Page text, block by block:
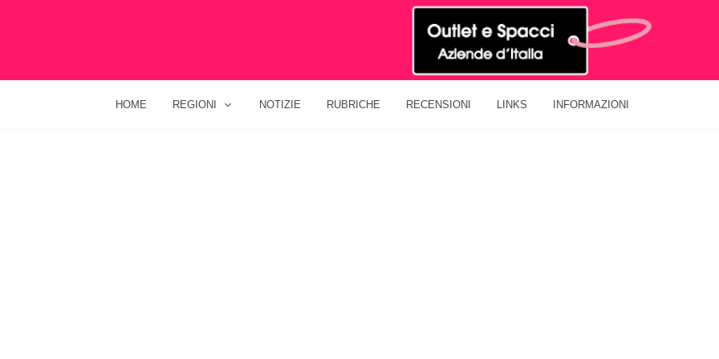
HOME REGIONI NOTIZIE RUBRICHE RECENSIONI LINKS INFORMAZIONI